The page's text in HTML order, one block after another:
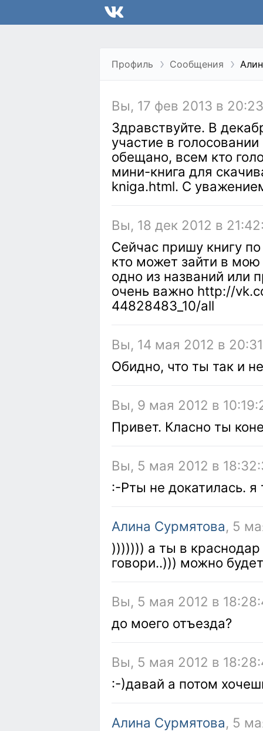
Профиль Сообщения
Вы, 17 фев 2013 в
Здравствуйте. В
участие в
обещано, всем кто
мини-книга для
kniga.html. С
Вы, 18 дек 2012 в
Сейчас пришу книгу
кто может зайти в мою
одно из названий или
очень важно http://
44828483_10/all
Вы, 14 мая 2012 в
Обидно, что ты так и
Вы, 9 мая 2012 в
Привет. Класно ты
Вы, 5 мая 2012 в
:-Pты не докатилась. я
Алина Сурмятова, 5
))))))) а ты в
говори..))) можно
Вы, 5 мая 2012 в
до моего отъезда?
Вы, 5 мая 2012 в
:-)давай а потом
Алина Сурмятова, 5